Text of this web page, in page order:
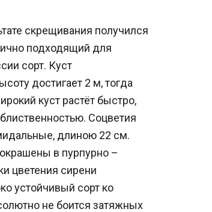
скрещивания получился
подходящий для
сорт. Куст
достигает 2 м, тогда
куст растёт быстро,
Соцветия
длиною 22 см.
в пурпурно –
цветения сирени
устойчивый сорт ко
не боится затяжных